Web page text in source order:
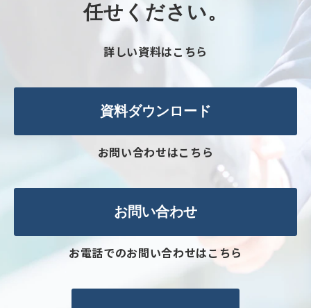
任せください。​
詳しい資料はこちら
資料ダウンロード
お問い合わせはこちら
お問い合わせ
お電話でのお問い合わせはこちら